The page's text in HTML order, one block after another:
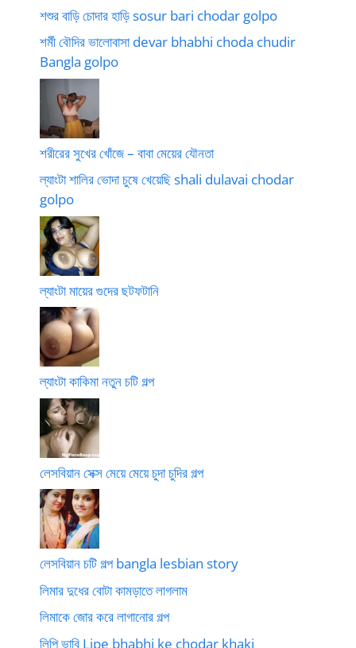
শশুর বাড়ি চোদার হাড়ি sosur bari chodar golpo
শর্মী বৌদির ভালোবাসা devar bhabhi choda chudir
Bangla golpo
শরীরের সুখের খোঁজে – বাবা মেয়ের যৌনতা
ল্যাংটা শালির ভোদা চুষে খেয়েছি shali dulavai chodar
golpo
ল্যাংটা মায়ের গুদের ছটফটানি
ল্যাংটা কাকিমা নতুন চটি গল্প
লেসবিয়ান সেক্স মেয়ে মেয়ে চুদা চুদির গল্প
লেসবিয়ান চটি গল্প bangla lesbian story
লিমার দুধের বোটা কামড়াতে লাগলাম
লিমাকে জোর করে লাগানোর গল্প
লিপি ভাবি Lipe bhabhi ke chodar khaki